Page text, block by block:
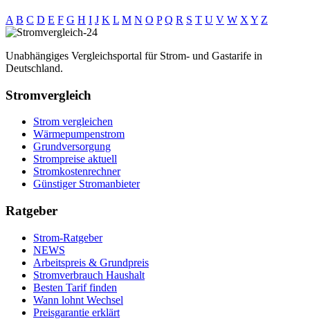
A B C D E F G H I J K L M N O P Q R S T U V W X Y Z
Unabhängiges Vergleichsportal für Strom- und Gastarife in
Deutschland.
Stromvergleich
Strom vergleichen
Wärmepumpenstrom
Grundversorgung
Strompreise aktuell
Stromkostenrechner
Günstiger Stromanbieter
Ratgeber
Strom-Ratgeber
NEWS
Arbeitspreis & Grundpreis
Stromverbrauch Haushalt
Besten Tarif finden
Wann lohnt Wechsel
Preisgarantie erklärt